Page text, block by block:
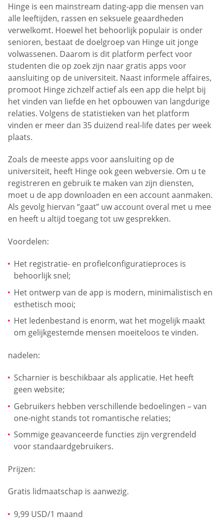
Hinge is een mainstream dating-app die mensen van
alle leeftijden, rassen en seksuele geaardheden
verwelkomt. Hoewel het behoorlijk populair is onder
senioren, bestaat de doelgroep van Hinge uit jonge
volwassenen. Daarom is dit platform perfect voor
studenten die op zoek zijn naar gratis apps voor
aansluiting op de universiteit. Naast informele affaires,
promoot Hinge zichzelf actief als een app die helpt bij
het vinden van liefde en het opbouwen van langdurige
relaties. Volgens de statistieken van het platform
vinden er meer dan 35 duizend real-life dates per week
plaats.
Zoals de meeste apps voor aansluiting op de
universiteit, heeft Hinge ook geen webversie. Om u te
registreren en gebruik te maken van zijn diensten,
moet u de app downloaden en een account aanmaken.
Als gevolg hiervan “gaat” uw account overal met u mee
en heeft u altijd toegang tot uw gesprekken.
Voordelen:
Het registratie- en profielconfiguratieproces is
behoorlijk snel;
Het ontwerp van de app is modern, minimalistisch en
esthetisch mooi;
Het ledenbestand is enorm, wat het mogelijk maakt
om gelijkgestemde mensen moeiteloos te vinden.
nadelen:
Scharnier is beschikbaar als applicatie. Het heeft
geen website;
Gebruikers hebben verschillende bedoelingen – van
one-night stands tot romantische relaties;
Sommige geavanceerde functies zijn vergrendeld
voor standaardgebruikers.
Prijzen:
Gratis lidmaatschap is aanwezig.
9,99 USD/1 maand